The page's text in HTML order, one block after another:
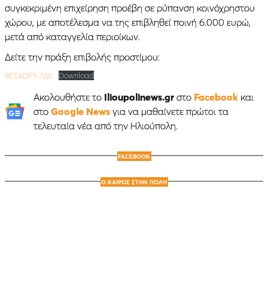
συγκεκριμένη επιχείρηση προέβη σε ρύπανση κοινόχρηστου
χώρου, με αποτέλεσμα να της επιβληθεί ποινή 6.000 ευρώ,
μετά από καταγγελία περιοίκων.
Δείτε την πράξη επιβολής προστίμου:
9ΕΞ4ΩΡΥ-7Δ0 Download
Ακολουθήστε το Ilioupolinews.grστο Facebookκαι
στο Google Newsγια να μαθαίνετε πρώτοι τα
τελευταία νέα από την Ηλιούπολη.
FACEBOOK
Ο ΚΑΙΡΟΣ ΣΤΗΝ ΠΟΛΗ